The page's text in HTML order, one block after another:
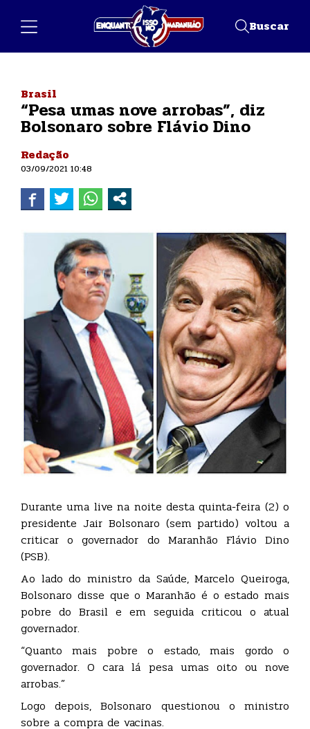
Buscar
Brasil
“Pesa umas nove arrobas”, diz
Bolsonaro sobre Flávio Dino
Redação
03/09/2021 10:48
Durante uma live na noite desta quinta-feira (2) o
presidente Jair Bolsonaro (sem partido) voltou a
criticar o governador do Maranhão Flávio Dino
(PSB).
Ao lado do ministro da Saúde, Marcelo Queiroga,
Bolsonaro disse que o Maranhão é o estado mais
pobre do Brasil e em seguida criticou o atual
governador.
“Quanto mais pobre o estado, mais gordo o
governador. O cara lá pesa umas oito ou nove
arrobas.”
Logo depois, Bolsonaro questionou o ministro
sobre a compra de vacinas.